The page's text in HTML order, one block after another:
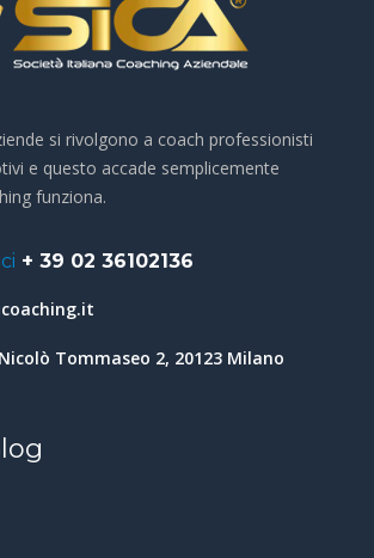
si rivolgono a coach professionisti
e questo accade semplicemente
funziona.
+ 39 02 36102136
Tommaseo 2, 20123 Milano